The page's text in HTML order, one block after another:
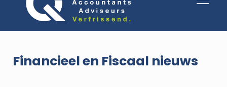
Financieel en Fiscaal nieuws